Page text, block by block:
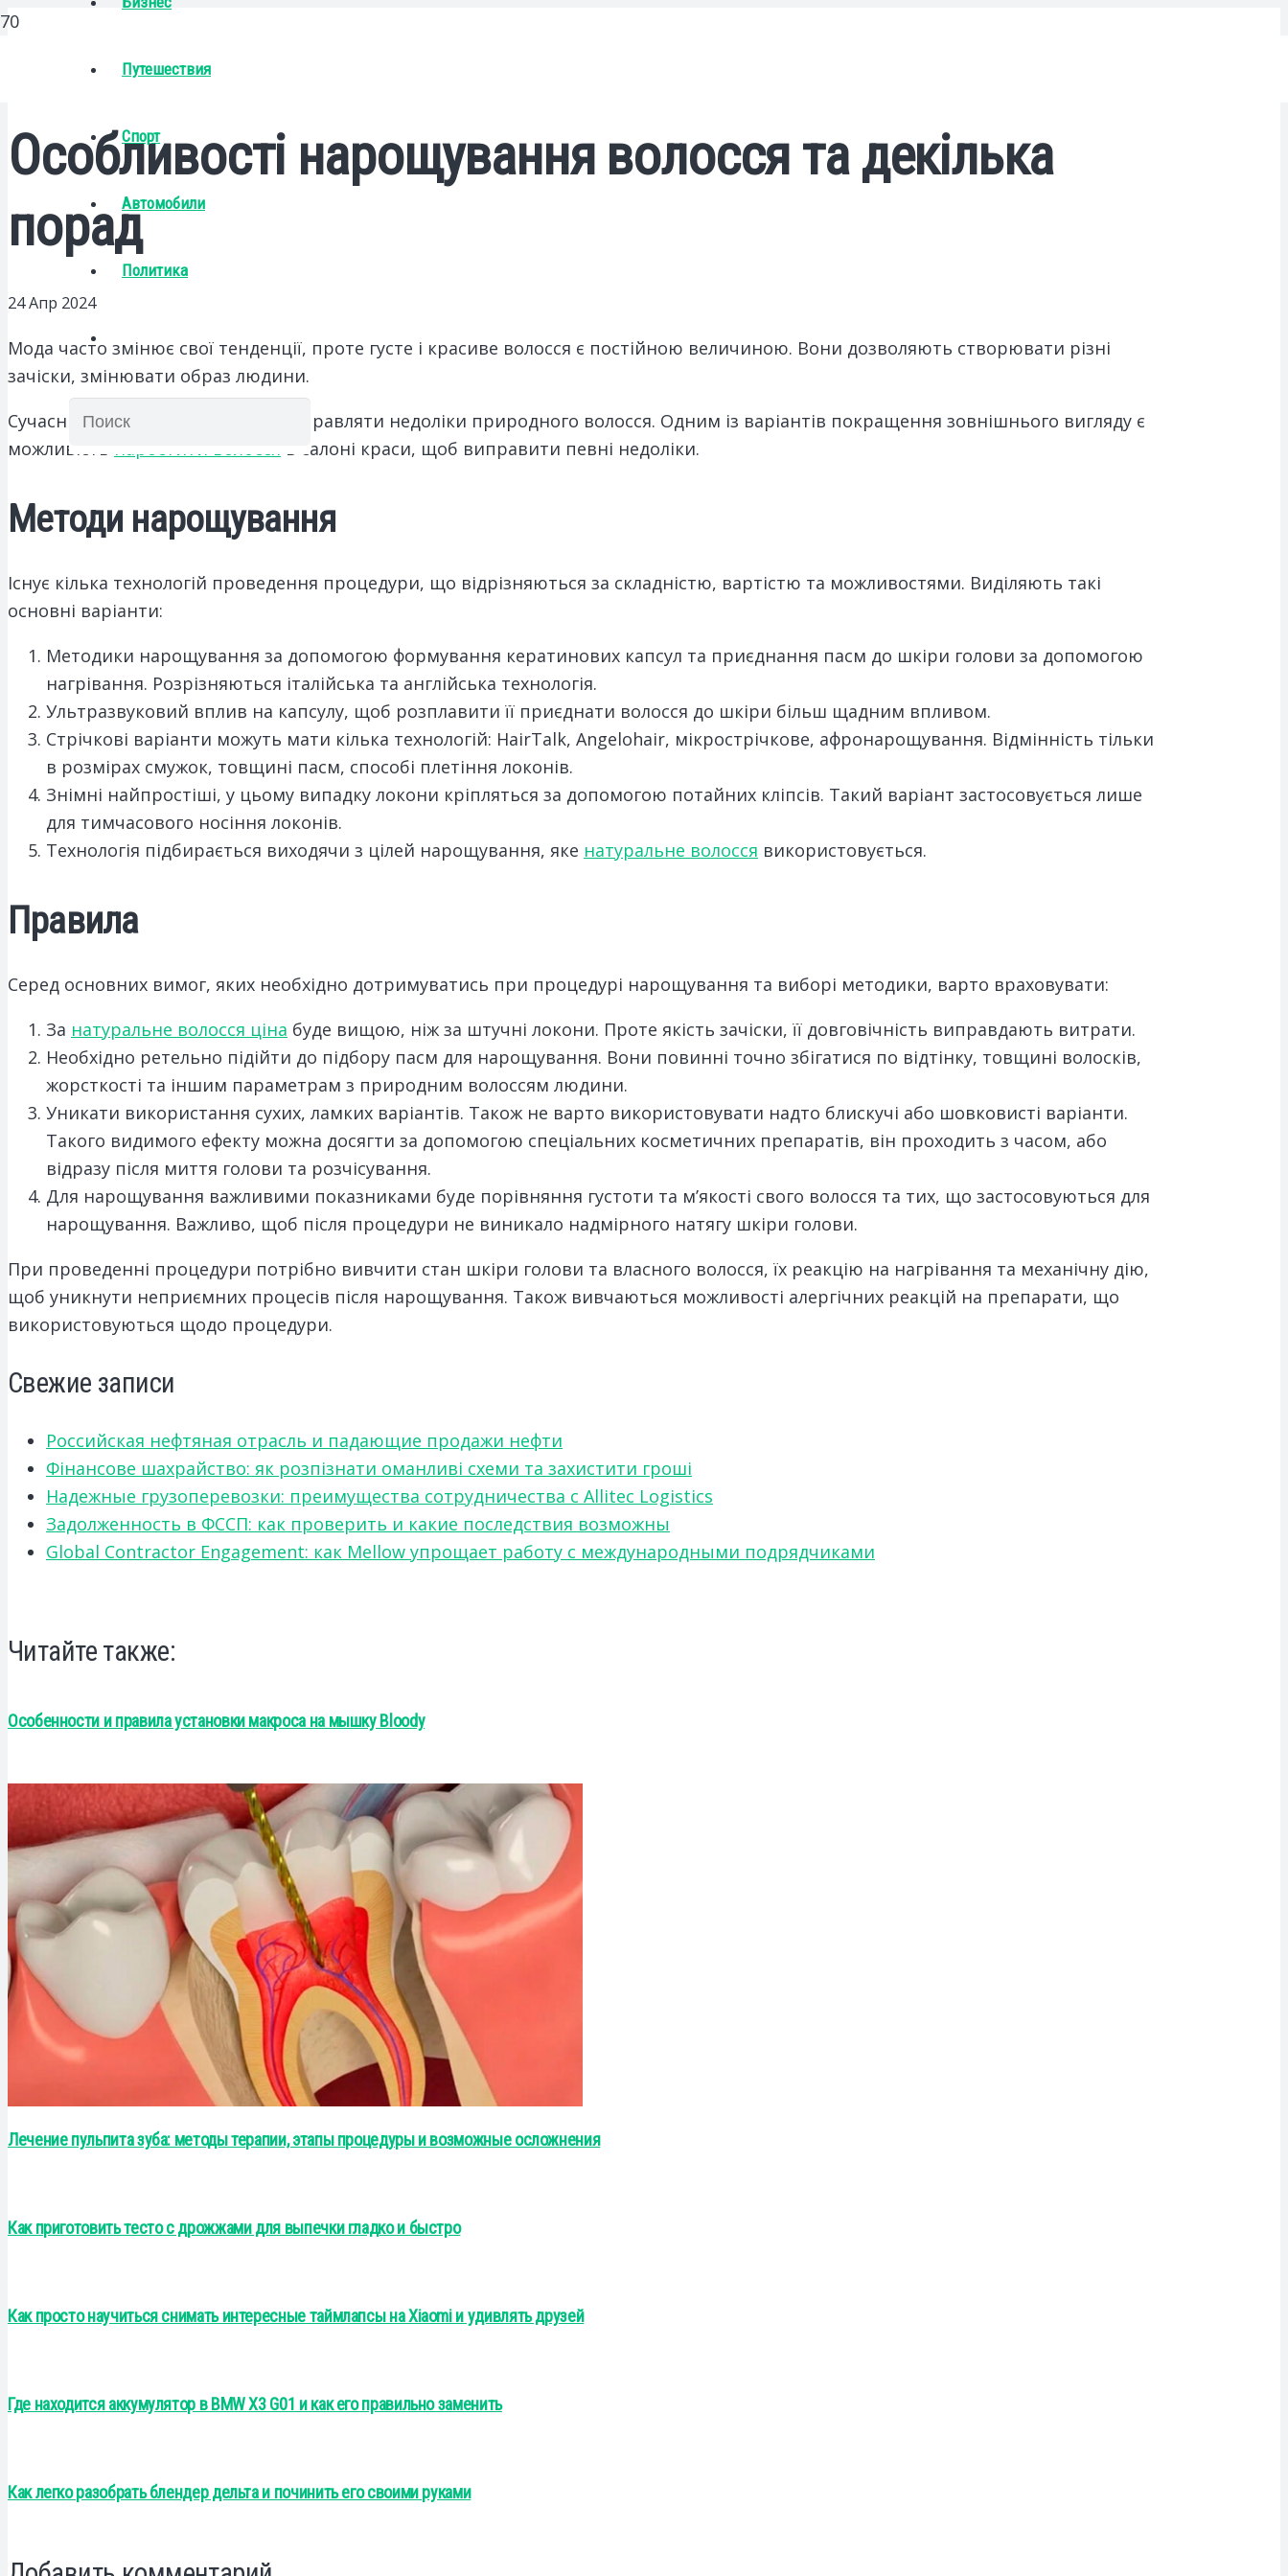
Путешествия
Спорт
Автомобили
Политика
Особливості нарощування волосся та декілька
порад
24 Апр 2024
Мода часто змінює свої тенденції, проте густе і красиве волосся є постійною величиною. Вони дозволяють створювати різні
зачіски, змінювати образ людини.
Сучасні технології дозволяють виправляти недоліки природного волосся. Одним із варіантів покращення зовнішнього вигляду є
можливість
в салоні краси, щоб виправити певні недоліки.
Методи нарощування
Існує кілька технологій проведення процедури, що відрізняються за складністю, вартістю та можливостями. Виділяють такі
основні варіанти:
Методики нарощування за допомогою формування кератинових капсул та приєднання пасм до шкіри голови за допомогою
нагрівання. Розрізняються італійська та англійська технологія.
Ультразвуковий вплив на капсулу, щоб розплавити її приєднати волосся до шкіри більш щадним впливом.
Стрічкові варіанти можуть мати кілька технологій: HairTalk, Angelohair, мікрострічкове, афронарощування. Відмінність тільки
в розмірах смужок, товщині пасм, способі плетіння локонів.
Знімні найпростіші, у цьому випадку локони кріпляться за допомогою потайних кліпсів. Такий варіант застосовується лише
для тимчасового носіння локонів.
Технологія підбирається виходячи з цілей нарощування, яке натуральне волосся використовується.
Правила
Серед основних вимог, яких необхідно дотримуватись при процедурі нарощування та виборі методики, варто враховувати:
За натуральне волосся ціна буде вищою, ніж за штучні локони. Проте якість зачіски, її довговічність виправдають витрати.
Необхідно ретельно підійти до підбору пасм для нарощування. Вони повинні точно збігатися по відтінку, товщині волосків,
жорсткості та іншим параметрам з природним волоссям людини.
Уникати використання сухих, ламких варіантів. Також не варто використовувати надто блискучі або шовковисті варіанти.
Такого видимого ефекту можна досягти за допомогою спеціальних косметичних препаратів, він проходить з часом, або
відразу після миття голови та розчісування.
Для нарощування важливими показниками буде порівняння густоти та м’якості свого волосся та тих, що застосовуються для
нарощування. Важливо, щоб після процедури не виникало надмірного натягу шкіри голови.
При проведенні процедури потрібно вивчити стан шкіри голови та власного волосся, їх реакцію на нагрівання та механічну дію,
щоб уникнути неприємних процесів після нарощування. Також вивчаються можливості алергічних реакцій на препарати, що
використовуються щодо процедури.
Свежие записи
Российская нефтяная отрасль и падающие продажи нефти
Фінансове шахрайство: як розпізнати оманливі схеми та захистити гроші
Надежные грузоперевозки: преимущества сотрудничества с Allitec Logistics
Задолженность в ФССП: как проверить и какие последствия возможны
Global Contractor Engagement: как Mellow упрощает работу с международными подрядчиками
Читайте также:
Особенности и правила установки макроса на мышку Bloody
Лечение пульпита зуба: методы терапии, этапы процедуры и возможные осложнения
Как приготовить тесто с дрожжами для выпечки гладко и быстро
Как просто научиться снимать интересные таймлапсы на Xiaomi и удивлять друзей
Где находится аккумулятор в BMW X3 G01 и как его правильно заменить
Как легко разобрать блендер дельта и починить его своими руками